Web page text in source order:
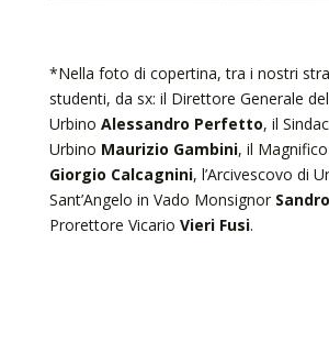
*Nella foto di copertina, tra i nostri
studenti, da sx: il Direttore Generale
Urbino Alessandro Perfetto, il
Urbino Maurizio Gambini, il
Giorgio Calcagnini, l’Arcivescovo di
Sant’Angelo in Vado Monsignor
Prorettore Vicario Vieri Fusi.